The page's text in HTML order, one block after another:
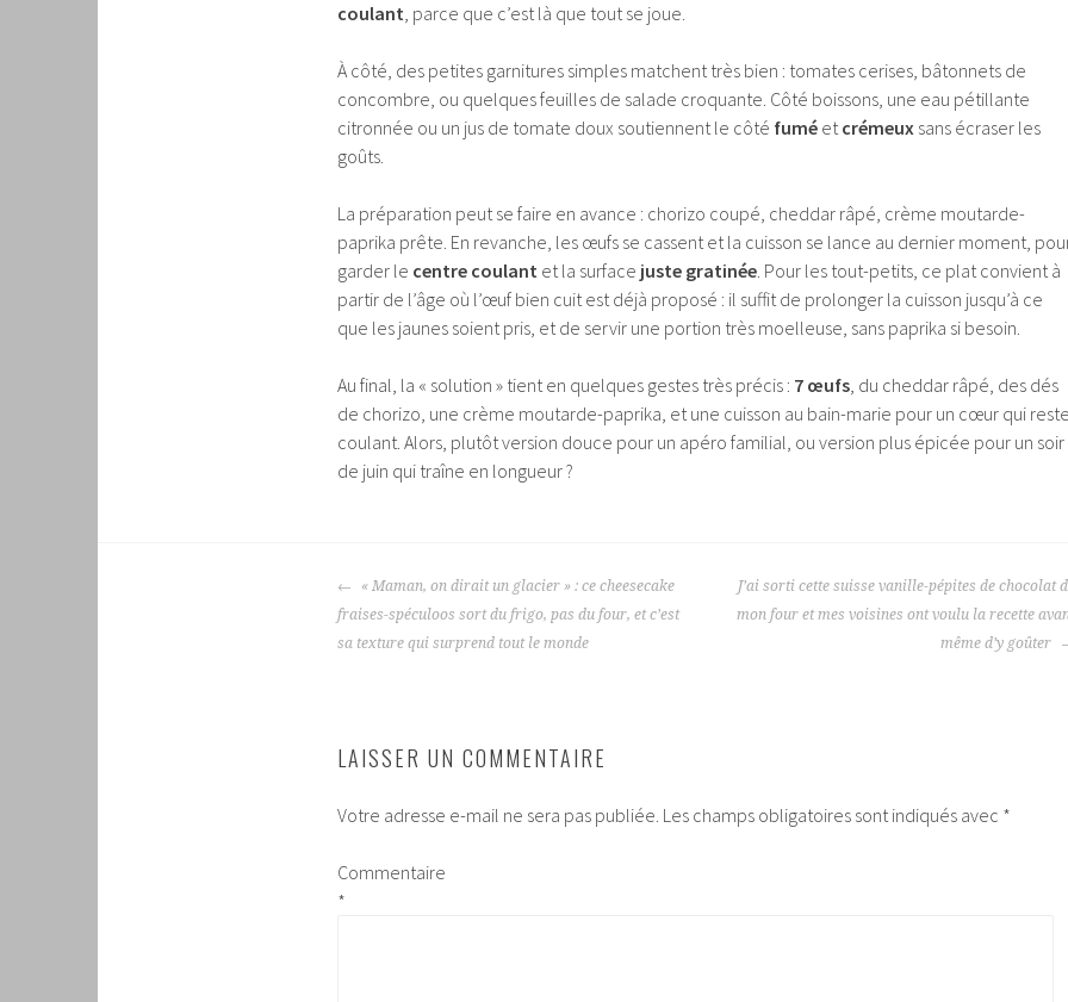
coulant, parce que c’est là que tout se joue.
À côté, des petites garnitures simples matchent très bien : tomates cerises, bâtonnets de
concombre, ou quelques feuilles de salade croquante. Côté boissons, une eau pétillante
citronnée ou un jus de tomate doux soutiennent le côté fumé etcrémeux sans écraser les
goûts.
La préparation peut se faire en avance : chorizo coupé, cheddar râpé, crème moutarde-
paprika prête. En revanche, les œufs se cassent et la cuisson se lance au dernier moment,
garder le centre coulant et la surface juste gratinée. Pour les tout-petits, ce plat convient à
partir de l’âge où l’œuf bien cuit est déjà proposé : il suffit de prolonger la cuisson jusqu’à ce
que les jaunes soient pris, et de servir une portion très moelleuse, sans paprika si besoin.
Au final, la « solution » tient en quelques gestes très précis : 7 œufs, du cheddar râpé, des dés
de chorizo, une crème moutarde-paprika, et une cuisson au bain-marie pour un cœur qui
coulant. Alors, plutôt version douce pour un apéro familial, ou version plus épicée pour un soir
de juin qui traîne en longueur ?
NAVIGATION
DES
ARTICLES
« Maman, on dirait un glacier » : ce cheesecake
fraises-spéculoos sort du frigo, pas du four, et c’est
sa texture qui surprend tout le monde
J’ai sorti cette suisse vanille-pépites de chocolat
mon four et mes voisines ont voulu la recette
même d’y goûter
LAISSER UN COMMENTAIRE
Votre adresse e-mail ne sera pas publiée. Les champs obligatoires sont indiqués avec *
Commentaire
*